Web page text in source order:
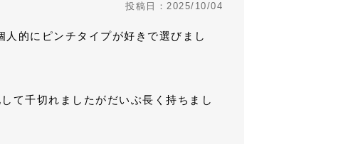
投稿日：2025/10/04
的にピンチタイプが好きで選びまし
て千切れましたがだいぶ長く持ちまし